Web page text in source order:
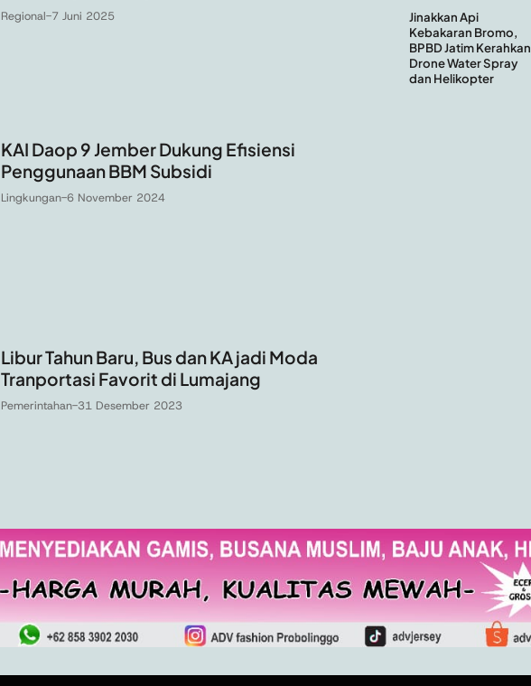
Regional-7 Juni 2025
KAI Daop 9 Jember Dukung Efisiensi
Penggunaan BBM Subsidi
Lingkungan-6 November 2024
Libur Tahun Baru, Bus dan KA jadi Moda
Tranportasi Favorit di Lumajang
Pemerintahan-31 Desember 2023
Jinakkan Api
Kebakaran Bromo,
BPBD Jatim Kerahkan
Drone Water Spray
dan Helikopter